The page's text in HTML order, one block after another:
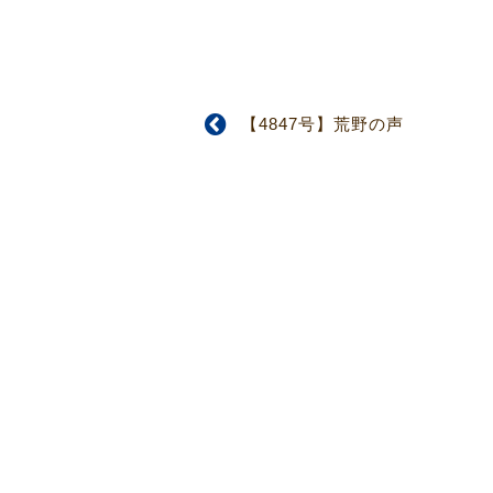
【4847号】荒野の声